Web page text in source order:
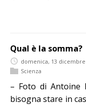
Qual è la somma?
domenica, 13 dicembre
Scienza
– Foto di Antoine
bisogna stare in